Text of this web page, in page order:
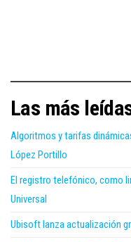
Las más
Algoritmos y tarifas
López Portillo
El registro telefónico, como
Universal
Ubisoft lanza actualización